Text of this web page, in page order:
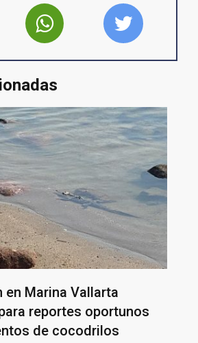
en Marina Vallarta
reportes oportunos
de cocodrilos